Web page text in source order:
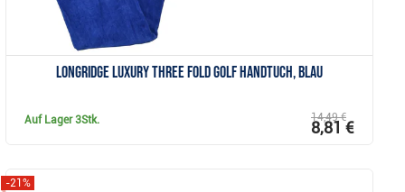
Longridge Luxury Three Fold Golf Handtuch, blau
Auf Lager3Stk. 14,49 €
8,81 €
-21%